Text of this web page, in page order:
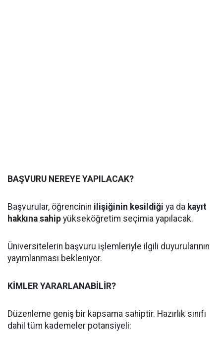
BAŞVURU NEREYE YAPILACAK?
Başvurular, öğrencinin ilişiğinin kesildiği ya da kayıt
hakkına sahip yükseköğretim seçimia yapılacak.
Üniversitelerin başvuru işlemleriyle ilgili duyurularının
yayımlanması bekleniyor.
KİMLER YARARLANABİLİR?
Düzenleme geniş bir kapsama sahiptir. Hazırlık sınıfı
dahil tüm kademeler potansiyeli: